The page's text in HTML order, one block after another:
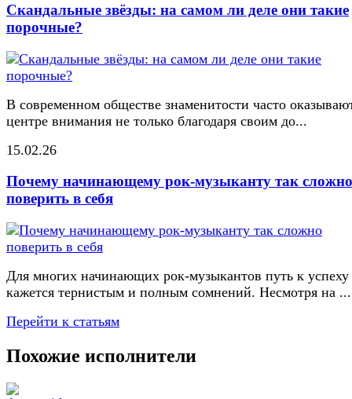
Скандальные звёзды: на самом ли деле они такие
порочные?
В современном обществе знаменитости часто
центре внимания не только благодаря своим до...
15.02.26
Почему начинающему рок-музыканту так сложно
поверить в себя
Для многих начинающих рок-музыкантов путь к успеху
кажется тернистым и полным сомнений. Несмотря на ...
Перейти к статьям
Похожие исполнители